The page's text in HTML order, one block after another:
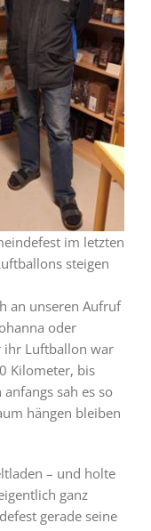
im letzten
steigen
an unseren Aufruf
oder
ihr Luftballon war
Kilometer, bis
sah es so
hängen bleiben
– und holte
ganz
gerade seine